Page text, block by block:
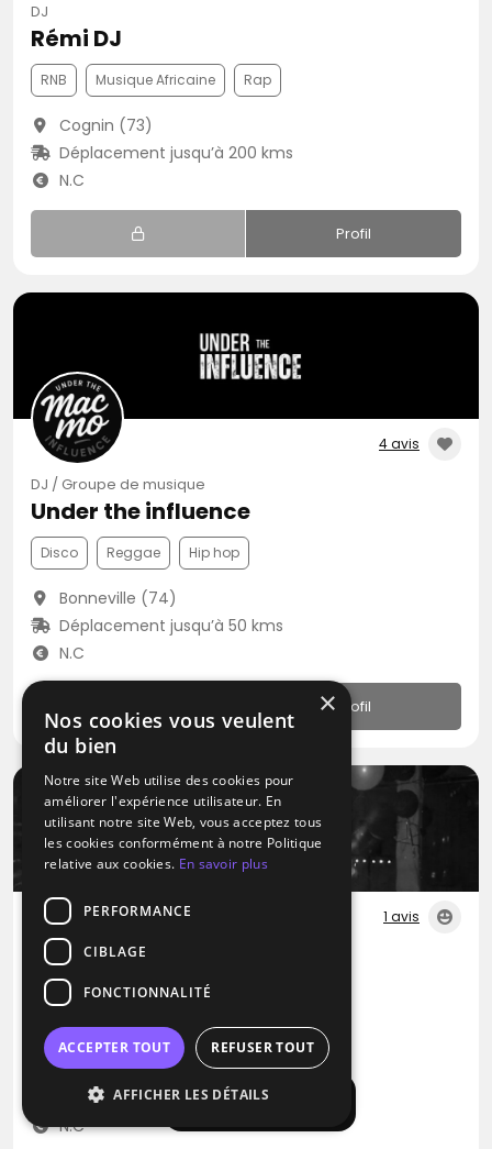
Afficher la carte
DJ
Rémi DJ
RNB Musique Africaine Rap
Cognin (73)
Déplacement jusqu’à 200 kms
N.C
Profil
4 avis
DJ / Groupe de musique
Under the influence
Disco Reggae Hip hop
Bonneville (74)
Déplacement jusqu’à 50 kms
N.C
Profil
1 avis
DJ
Sam'anim Event
Blues RNB Variété Internationale
Taninges (74)
Déplacement jusqu’à 80 kms
N.C
×
Nos cookies vous veulent
du bien
Notre site Web utilise des cookies pour
améliorer l'expérience utilisateur. En
utilisant notre site Web, vous acceptez tous
les cookies conformément à notre Politique
relative aux cookies. En savoir plus
PERFORMANCE
CIBLAGE
FONCTIONNALITÉ
ACCEPTER TOUT REFUSER TOUT
AFFICHER LES DÉTAILS